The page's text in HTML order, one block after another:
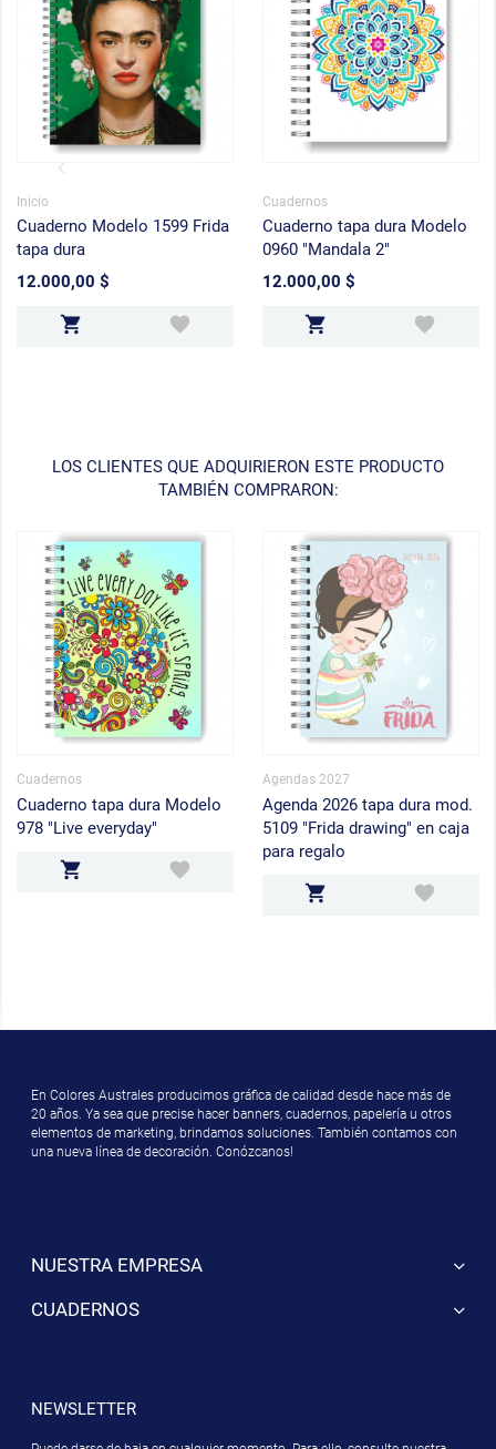
Inicio
Cuaderno Modelo 1599 Frida
tapa dura
Precio
12.000,00 $
Cuadernos
Cuaderno tapa dura Modelo
0960 "Mandala 2"
Precio
12.000,00 $
LOS CLIENTES QUE ADQUIRIERON ESTE PRODUCTO
TAMBIÉN COMPRARON:
Cuadernos
Cuaderno tapa dura Modelo
978 "Live everyday"
Agendas 2027
Agenda 2026 tapa dura mod.
5109 "Frida drawing" en caja
para regalo
En Colores Australes producimos gráfica de calidad desde hace más de
20 años. Ya sea que precise hacer banners, cuadernos, papelería u otros
elementos de marketing, brindamos soluciones. También contamos con
una nueva línea de decoración. Conózcanos!
NUESTRA EMPRESA
CUADERNOS
NEWSLETTER